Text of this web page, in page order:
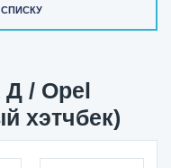
/ Opel
хэтчбек)